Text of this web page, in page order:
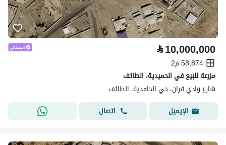
⃁10,000,000
58,874 م2
مزرعة للبيع في الحميدية، الطائف
شارع وادي قران، حي الحامدية، الطائف
الإيميل
اتصال